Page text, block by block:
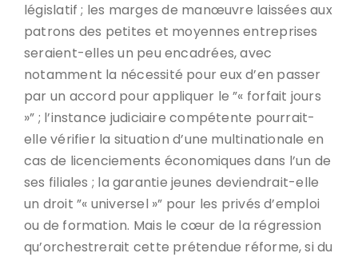
législatif ; les marges de manœuvre laissées aux
patrons des petites et moyennes entreprises
seraient-elles un peu encadrées, avec
notamment la nécessité pour eux d’en passer
par un accord pour appliquer le ”« forfait jours
»” ; l’instance judiciaire compétente pourrait-
elle vérifier la situation d’une multinationale en
cas de licenciements économiques dans l’un de
ses filiales ; la garantie jeunes deviendrait-elle
un droit ”« universel »” pour les privés d’emploi
ou de formation. Mais le cœur de la régression
qu’orchestrerait cette prétendue réforme, si du